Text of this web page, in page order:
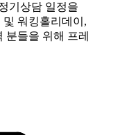
기상담 일정을
워킹홀리데이,
분들을 위해 프레